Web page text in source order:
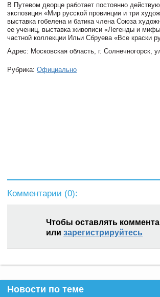
В Путевом дворце работает постоянно
экспозиция «Мир русской провинции и три
выставка гобелена и батика члена Союза
ее учениц, выставка живописи «Легенды и
частной коллекции Ильи Сбруева «Все краски
Адрес: Московская область, г. Солнечногорск,
Рубрика: Официально
Комментарии (0):
Чтобы оставлять
или зарегистрируйтесь
Новости по теме